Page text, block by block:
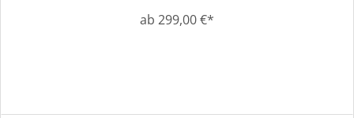
ab 299,00 €*